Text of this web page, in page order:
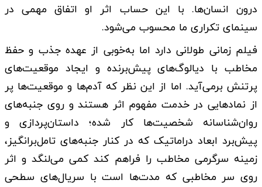
درون انسان‌‌ها. با این حساب اثر او اتفاق مهمی در
سینمای تکراری ما محسوب می‌‌شود.
فیلم زمانی طولانی دارد اما به‌‌خوبی از عهده جذب و حفظ
مخاطب با دیالوگ‌‌های پیش‌‌برنده و ایجاد موقعیت‌‌های
پرتنش برمی‌‌آید. اما از این نظر که آدم‌‌ها و موقعیت‌‌ها پر
از نمادهایی در خدمت مفهوم اثر هستند و روی جنبه‌‌های
روان‌‌شناسانه شخصیت‌‌ها کار شده؛ داستان‌‌پردازی و
پیش‌‌برد ابعاد دراماتیک که در کنار جنبه‌‌های تامل‌‌برانگیز،
زمینه سرگرمی مخاطب را فراهم کند کمی می‌‌لنگد و اثر
روی سر مخاطبی که مدت‌‌ها است با سریال‌‌های سطحی